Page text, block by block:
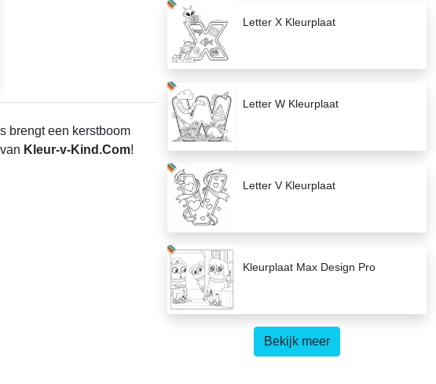
brengt een kerstboom
Kleur-v-Kind.Com!
Letter X Kleurplaat
Letter W Kleurplaat
Letter V Kleurplaat
Kleurplaat Max Design Pro
Bekijk meer